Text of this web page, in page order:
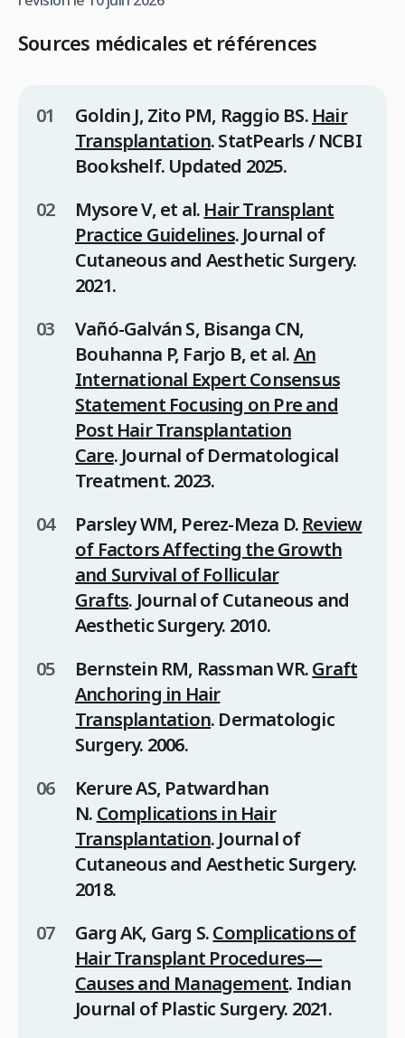
Sources médicales et références
Goldin J, Zito PM, Raggio BS. Hair
Transplantation.StatPearls / NCBI
Bookshelf. Updated 2025.
Mysore V, et al. Hair Transplant
Practice Guidelines. Journal of
Cutaneous and Aesthetic Surgery.
2021.
Vañó-Galván S, Bisanga CN,
Bouhanna P, Farjo B, et al.An
International Expert Consensus
Statement Focusing on Pre and
Post Hair Transplantation
Care. Journal of Dermatological
Treatment. 2023.
Parsley WM, Perez-Meza D. Review
of Factors Affecting the Growth
and Survival of Follicular
Grafts. Journal of Cutaneous and
Aesthetic Surgery. 2010.
Bernstein RM, Rassman WR.Graft
Anchoring in Hair
Transplantation. Dermatologic
Surgery. 2006.
Kerure AS, Patwardhan
N. Complications in Hair
Transplantation. Journal of
Cutaneous and Aesthetic Surgery.
2018.
Garg AK, Garg S.Complications of
Hair Transplant Procedures—
Causes and Management. Indian
Journal of Plastic Surgery. 2021.